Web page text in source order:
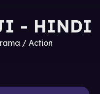
- HINDI
/ Action